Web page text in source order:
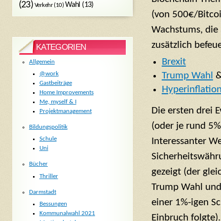
(von 500€/
Wachstums, die
zusätzlich
Brexit
Trump Wahl
Die ersten drei
(oder je rund
Interessanter
gezeigt (der
Trump Wahl
einer 1%-igen
Einbruch
(23) Verkehr(10) Wahl (13)
KATEGORIEN
Allgemein
@work
Gastbeiträge
Home Improvements
Me, myself & I
Projektmanagement
Bildungspolitik
Schule
Uni
Bücher
Thriller
Darmstadt
Bessungen
Kommunalwahl 2021